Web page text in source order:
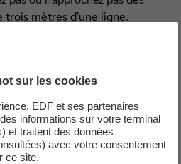
trois mètres d’une ligne.
sur une ligne électrique
par une entreprise spécialisée.
sécurité entre les arbres
3 :
sur les cookies
EDF et ses partenaires
informations sur votre terminal
et traitent des données
avec votre consentement
ce site.